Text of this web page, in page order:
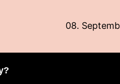
08.